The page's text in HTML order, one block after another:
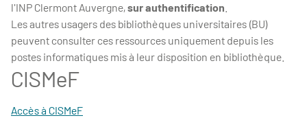
l'INP Clermont Auvergne,sur authentification
Les autres usagers des bibliothèques universitaires (BU)
peuvent consulter ces ressources uniquement depuis les
postes informatiques mis à leur disposition en bibliothèque.
CISMeF
Accès à CISMeF